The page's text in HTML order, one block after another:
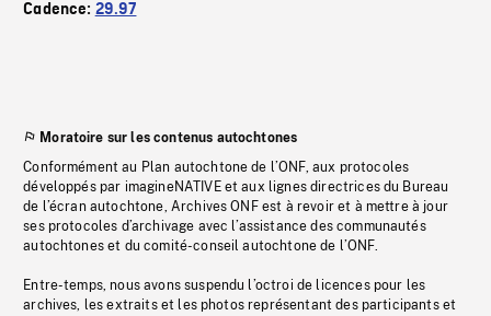
Cadence: 29.97
Moratoire sur les contenus autochtones
Conformément au Plan autochtone de l’ONF, aux protocoles
développés par imagineNATIVE et aux lignes directrices du Bureau
de l’écran autochtone, Archives ONF est à revoir et à mettre à jour
ses protocoles d’archivage avec l’assistance des communautés
autochtones et du comité-conseil autochtone de l’ONF.
Entre-temps, nous avons suspendu l’octroi de licences pour les
archives, les extraits et les photos représentant des participants et